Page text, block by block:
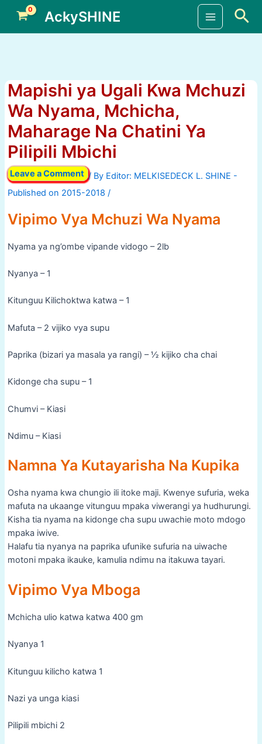
content
AckySHINE
Main
Mapishi ya Ugali Kwa Mchuzi
Wa Nyama, Mchicha,
Maharage Na Chatini Ya
Pilipili Mbichi
Leave a Comment / By
/
Vipimo Vya Mchuzi Wa Nyama
Nyama ya ng’ombe vipande vidogo – 2lb
Nyanya – 1
Kitunguu Kilichoktwa katwa – 1
Mafuta – 2 vijiko vya supu
Paprika (bizari ya masala ya rangi) – ½ kijiko cha chai
Kidonge cha supu – 1
Chumvi – Kiasi
Ndimu – Kiasi
Namna Ya Kutayarisha Na Kupika
Osha nyama kwa chungio ili itoke maji. Kwenye sufuria, weka
mafuta na ukaange vitunguu mpaka viwerangi ya hudhurungi.
Kisha tia nyama na kidonge cha supu uwachie moto mdogo
mpaka iwive.
Halafu tia nyanya na paprika ufunike sufuria na uiwache
motoni mpaka ikauke, kamulia ndimu na itakuwa tayari.
Vipimo Vya Mboga
Mchicha ulio katwa katwa 400 gm
Nyanya 1
Kitunguu kilicho katwa 1
Nazi ya unga kiasi
Pilipili mbichi 2